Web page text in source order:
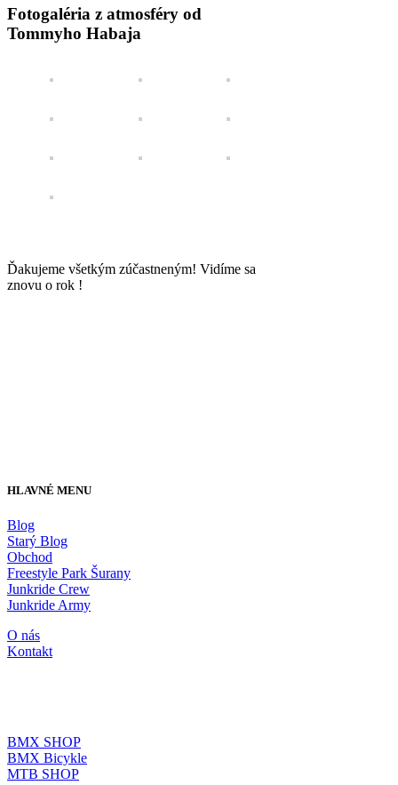
Fotogaléria z atmosféry od
Tommyho Habaja
Ďakujeme všetkým zúčastneným! Vidíme sa
znovu o rok !
HLAVNÉ MENU
Blog
Starý Blog
Obchod
Freestyle Park Šurany
Junkride Crew
Junkride Army
O nás
Kontakt
BMX SHOP
BMX Bicykle
MTB SHOP